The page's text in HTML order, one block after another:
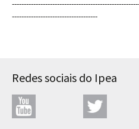
------------------------------------
Redes sociais do Ipea